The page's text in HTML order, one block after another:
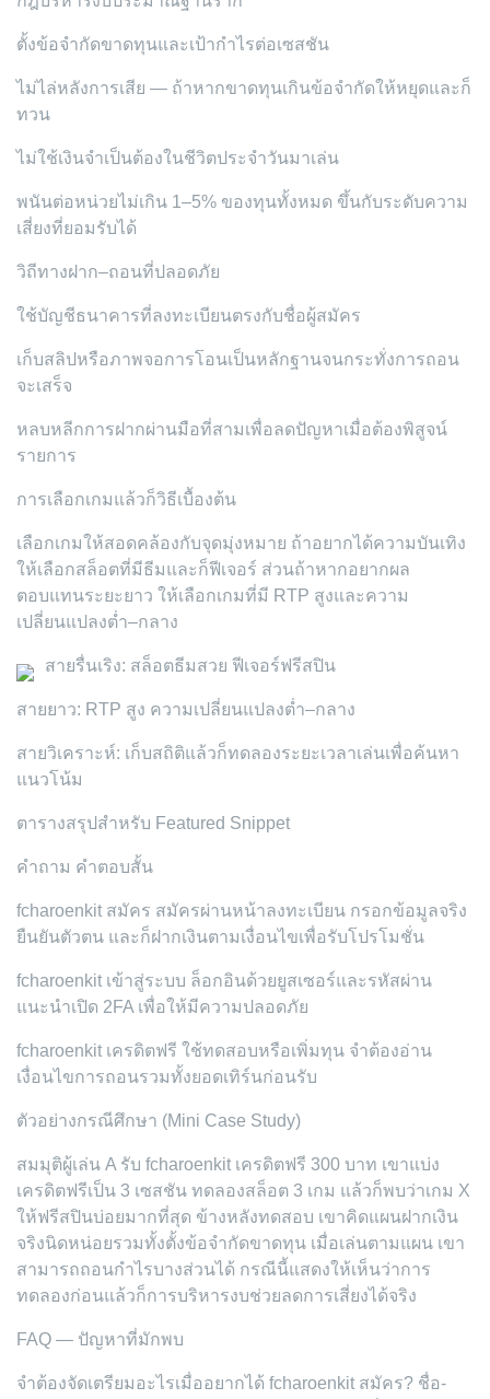
ตั้งข้อจำกัดขาดทุนและเป้ากำไรต่อเซสชัน
ไม่ไล่หลังการเสีย — ถ้าหากขาดทุนเกินข้อจำกัดให้หยุดและก็
ทวน
ไม่ใช้เงินจำเป็นต้องในชีวิตประจำวันมาเล่น
พนันต่อหน่วยไม่เกิน 1–5% ของทุนทั้งหมด ขึ้นกับระดับความ
เสี่ยงที่ยอมรับได้
วิถีทางฝาก–ถอนที่ปลอดภัย
ใช้บัญชีธนาคารที่ลงทะเบียนตรงกับชื่อผู้สมัคร
เก็บสลิปหรือภาพจอการโอนเป็นหลักฐานจนกระทั่งการถอน
จะเสร็จ
หลบหลีกการฝากผ่านมือที่สามเพื่อลดปัญหาเมื่อต้องพิสูจน์
รายการ
การเลือกเกมแล้วก็วิธีเบื้องต้น
เลือกเกมให้สอดคล้องกับจุดมุ่งหมาย ถ้าอยากได้ความบันเทิง
ให้เลือกสล็อตที่มีธีมและก็ฟีเจอร์ ส่วนถ้าหากอยากผล
ตอบแทนระยะยาว ให้เลือกเกมที่มี RTP สูงและความ
เปลี่ยนแปลงต่ำ–กลาง
สายรื่นเริง: สล็อตธีมสวย ฟีเจอร์ฟรีสปิน
สายยาว: RTP สูง ความเปลี่ยนแปลงต่ำ–กลาง
สายวิเคราะห์: เก็บสถิติแล้วก็ทดลองระยะเวลาเล่นเพื่อค้นหา
แนวโน้ม
ตารางสรุปสำหรับ Featured Snippet
คำถาม คำตอบสั้น
fcharoenkit สมัคร สมัครผ่านหน้าลงทะเบียน กรอกข้อมูลจริง
ยืนยันตัวตน และก็ฝากเงินตามเงื่อนไขเพื่อรับโปรโมชั่น
fcharoenkit เข้าสู่ระบบ ล็อกอินด้วยยูสเซอร์และรหัสผ่าน
แนะนำเปิด 2FA เพื่อให้มีความปลอดภัย
fcharoenkit เครดิตฟรี ใช้ทดสอบหรือเพิ่มทุน จำต้องอ่าน
เงื่อนไขการถอนรวมทั้งยอดเทิร์นก่อนรับ
ตัวอย่างกรณีศึกษา (Mini Case Study)
สมมุติผู้เล่น A รับ fcharoenkit เครดิตฟรี 300 บาท เขาแบ่ง
เครดิตฟรีเป็น 3 เซสชัน ทดลองสล็อต 3 เกม แล้วก็พบว่าเกม X
ให้ฟรีสปินบ่อยมากที่สุด ข้างหลังทดสอบ เขาคิดแผนฝากเงิน
จริงนิดหน่อยรวมทั้งตั้งข้อจำกัดขาดทุน เมื่อเล่นตามแผน เขา
สามารถถอนกำไรบางส่วนได้ กรณีนี้แสดงให้เห็นว่าการ
ทดลองก่อนแล้วก็การบริหารงบช่วยลดการเสี่ยงได้จริง
FAQ — ปัญหาที่มักพบ
จำต้องจัดเตรียมอะไรเมื่ออยากได้ fcharoenkit สมัคร? ชื่อ-